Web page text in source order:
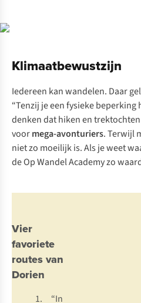
Klimaatbewustzijn
Iedereen kan wandelen. Daar
“Tenzij je een fysieke
denken dat hiken en
voormega-avonturiers. Terwijl
niet zo moeilijk is. Als je weet
de Op Wandel Academy zo
Vier
favoriete
routes van
Dorien
1. “In